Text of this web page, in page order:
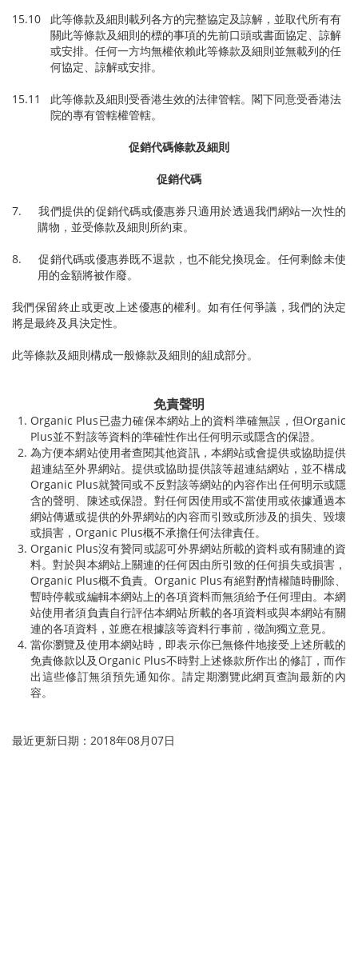
15.10 此等條款及細則載列各方的完整協定及諒解，並取代所有有
關此等條款及細則的標的事項的先前口頭或書面協定、諒解
或安排。任何一方均無權依賴此等條款及細則並無載列的任
何協定、諒解或安排。
15.11 此等條款及細則受香港生效的法律管轄。閣下同意受香港法
院的專有管轄權管轄。
促銷代碼條款及細則
促銷代碼
7. 我們提供的促銷代碼或優惠券只適用於透過我們網站一次性的
購物，並受條款及細則所約束。
8. 促銷代碼或優惠券既不退款，也不能兌換現金。任何剩餘未使
用的金額將被作廢。
我們保留終止或更改上述優惠的權利。如有任何爭議，我們的決定
將是最終及具決定性。
此等條款及細則構成一般條款及細則的組成部分。
免責聲明
Organic Plus已盡力確保本網站上的資料準確無誤，但Organic
Plus並不對該等資料的準確性作出任何明示或隱含的保證。
為方便本網站使用者查閱其他資訊，本網站或會提供或協助提供
超連結至外界網站。提供或協助提供該等超連結網站，並不構成
Organic Plus就贊同或不反對該等網站的內容作出任何明示或隱
含的聲明、陳述或保證。對任何因使用或不當使用或依據通過本
網站傳遞或提供的外界網站的內容而引致或所涉及的損失、毀壞
或損害， Organic Plus概不承擔任何法律責任。
Organic Plus沒有贊同或認可外界網站所載的資料或有關連的資
料。對於與本網站上關連的任何因由所引致的任何損失或損害，
Organic Plus概不負責。 Organic Plus有絕對酌情權隨時刪除、
暫時停載或編輯本網站上的各項資料而無須給予任何理由。本網
站使用者須負責自行評估本網站所載的各項資料或與本網站有關
連的各項資料，並應在根據該等資料行事前，徵詢獨立意見。
當你瀏覽及使用本網站時，即表示你已無條件地接受上述所載的
免責條款以及 Organic Plus不時對上述條款所作出的修訂，而作
出這些修訂無須預先通知你。請定期瀏覽此網頁查詢最新的內
容。
最近更新日期：2018年08月07日